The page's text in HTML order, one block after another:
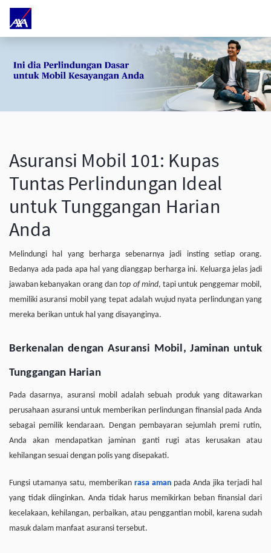
Asuransi Mobil 101: Kupas
Tuntas Perlindungan Ideal
untuk Tunggangan Harian
Anda
Melindungi hal yang berharga sebenarnya jadi insting setiap orang.
Bedanya ada pada apa hal yang dianggap berharga ini. Keluarga jelas jadi
jawaban kebanyakan orang dantop of mind, tapi untuk penggemar mobil,
memiliki asuransi mobil yang tepat adalah wujud nyata perlindungan yang
mereka berikan untuk hal yang disayanginya.
Berkenalan dengan Asuransi Mobil, Jaminan untuk
Tunggangan Harian
Pada dasarnya, asuransi mobil adalah sebuah produk yang ditawarkan
perusahaan asuransi untuk memberikan perlindungan finansial pada Anda
sebagai pemilik kendaraan. Dengan pembayaran sejumlah premi rutin,
Anda akan mendapatkan jaminan ganti rugi atas kerusakan atau
kehilangan sesuai dengan polis yang disepakati.
Fungsi utamanya satu, memberikan rasa aman pada Anda jika terjadi hal
yang tidak diinginkan. Anda tidak harus memikirkan beban finansial dari
kecelakaan, kehilangan, perbaikan, atau penggantian mobil, karena sudah
masuk dalam manfaat asuransi tersebut.